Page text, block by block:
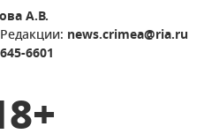
А.В.
news.crimea@ria.ru
6601